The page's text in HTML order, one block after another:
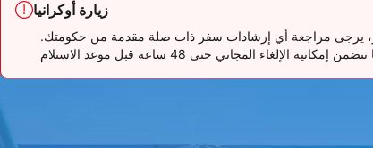
زيارة أوكرانيا
يرجى مراجعة أي إرشادات سفر ذات صلة مقدمة من حكومتك.